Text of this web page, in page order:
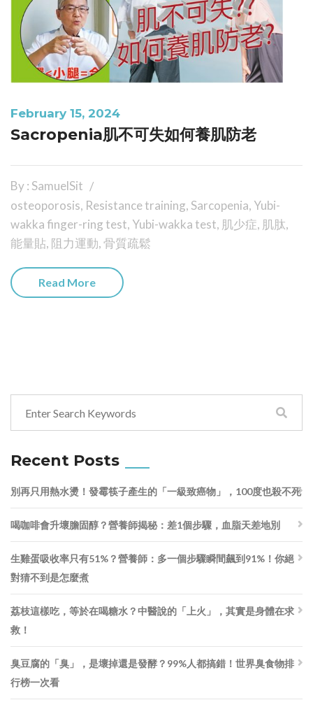
February 15, 2024
Sacropenia肌不可失如何養肌防老
By : SamuelSit
osteoporosis, Resistance training, Sarcopenia, Yubi-
wakka finger-ring test, Yubi-wakka test, 肌少症, 肌肽,
能量貼, 阻力運動,骨質疏鬆
Read More
Recent Posts
別再只用熱水燙！發霉筷子產生的「一級致癌物」，100度也殺不死
喝咖啡會升壞膽固醇？營養師揭秘：差1個步驟，血脂天差地別
生雞蛋吸收率只有51%？營養師：多一個步驟瞬間飆到91%！你絕
對猜不到是怎麼煮
荔枝這樣吃，等於在喝糖水？中醫說的「上火」，其實是身體在求
救！
臭豆腐的「臭」，是壞掉還是發酵？99%人都搞錯！世界臭食物排
行榜一次看